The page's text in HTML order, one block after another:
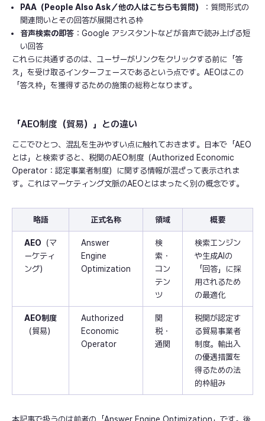
PAA（People Also Ask／他の人はこちらも質問）
：質問形式の
関連問いとその回答が展開される枠
音声検索の即答 ：Google アシスタントなどが音声で読み上げる短
い回答
これらに共通するのは、ユーザーがリンクをクリックする前に「答
え」を受け取るインターフェースであるという点です。AEOはこの
「答え枠」を獲得するための施策の総称となります。
「AEO制度（貿易）」との違い
ここでひとつ、混乱を生みやすい点に触れておきます。日本で「AEO
とは」と検索すると、税関のAEO制度（Authorized Economic
Operator：認定事業者制度）に関する情報が混ざって表示されま
す。これはマーケティング文脈のAEOとはまったく別の概念です。
略語 正式名称 領域 概要
AEO （マ
ーケティ
ング）
Answer
Engine
Optimization
検
索・
コン
テン
ツ
検索エンジン
や生成AIの
「回答」に採
用されるため
の最適化
AEO制度
（貿易）
Authorized
Economic
Operator
関
税・
通関
税関が認定す
る貿易事業者
制度。輸出入
の優遇措置を
得るための法
的枠組み